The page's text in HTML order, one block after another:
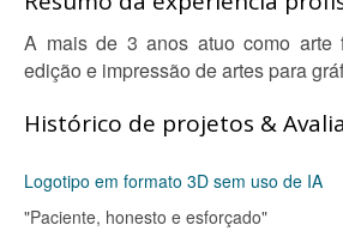
A mais de 3 anos atuo como arte
edição e impressão de artes para
Histórico de projetos &
Logotipo em formato 3D sem uso de IA
"Paciente, honesto e esforçado"